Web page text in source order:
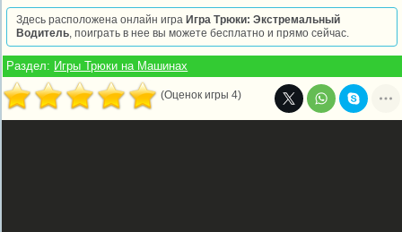
Здесь расположена онлайн игра Игра Трюки: Экстремальный
Водитель, поиграть в нее вы можете бесплатно и прямо сейчас.
Раздел: Игры Трюки на Машинах
(Оценок игры 4)